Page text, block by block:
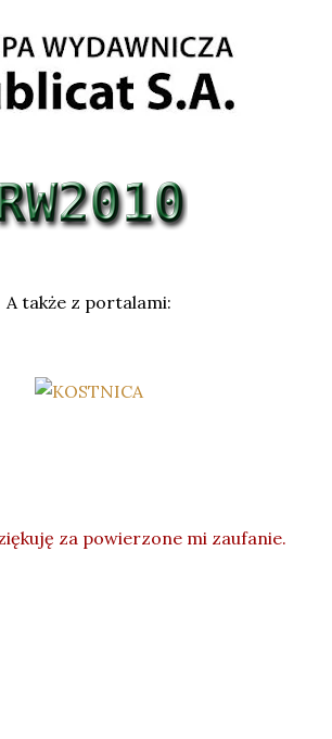
A także z portalami:
za powierzone mi zaufanie.